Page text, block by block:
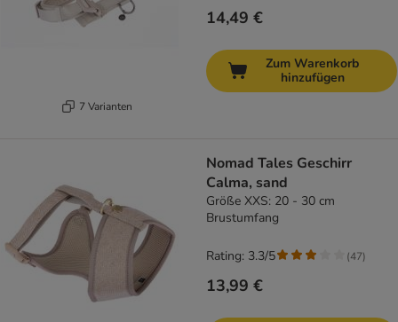
7 Varianten
14,49 €
Zum Warenkorb
hinzufügen
Nomad Tales Geschirr
Calma, sand
Größe XXS: 20 - 30 cm
Brustumfang
13,99 €
Rating: 3.3/5 (47)